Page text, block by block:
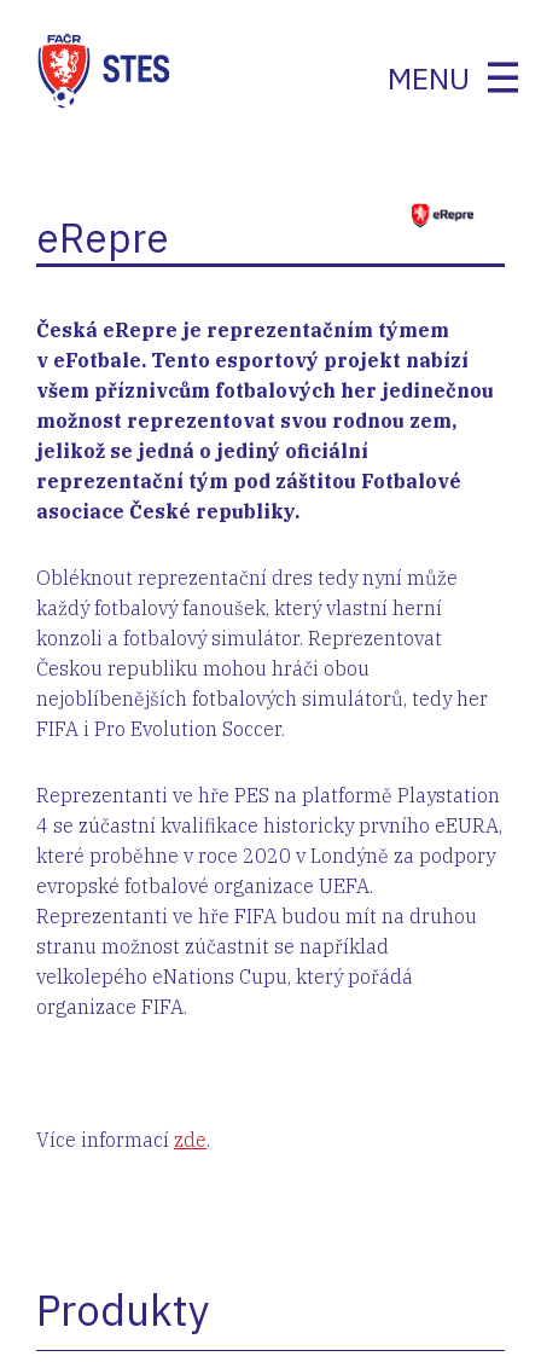
eRepre
Česká eRepre je reprezentačním týmem
v eFotbale. Tento esportový projekt nabízí
všem příznivcům fotbalových her jedinečnou
možnost reprezentovat svou rodnou zem,
jelikož se jedná o jediný oficiální
reprezentační tým pod záštitou Fotbalové
asociace České republiky.
Obléknout reprezentační dres tedy nyní může
každý fotbalový fanoušek, který vlastní herní
konzoli a fotbalový simulátor. Reprezentovat
Českou republiku mohou hráči obou
nejoblíbenějších fotbalových simulátorů, tedy her
FIFA i Pro Evolution Soccer.
Reprezentanti ve hře PES na platformě Playstation
4 se zúčastní kvalifikace historicky prvního eEURA,
které proběhne v roce 2020 v Londýně za podpory
evropské fotbalové organizace UEFA.
Reprezentanti ve hře FIFA budou mít na druhou
stranu možnost zúčastnit se například
velkolepého eNations Cupu, který pořádá
organizace FIFA.
Více informací zde.
Produkty
MENU